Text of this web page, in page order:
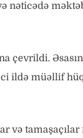
nəticədə
çevrildi.
ildə müəllif
tamaşaçılar